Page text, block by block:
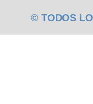
© TODOS